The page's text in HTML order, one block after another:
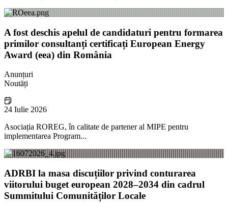
A fost deschis apelul de candidaturi pentru formarea
primilor consultanți certificați European Energy
Award (eea) din România
Anunțuri
Noutăți
24 Iulie 2026
Asociația ROREG, în calitate de partener al MIPE pentru
implementarea Program...
ADRBI la masa discuțiilor privind conturarea
viitorului buget european 2028–2034 din cadrul
Summitului Comunităților Locale